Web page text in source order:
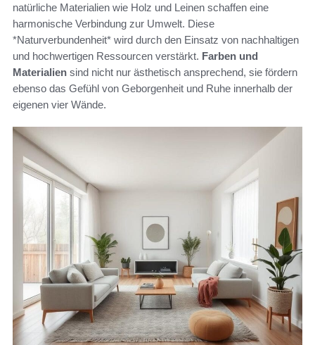
natürliche Materialien wie Holz und Leinen schaffen eine
harmonische Verbindung zur Umwelt. Diese
*Naturverbundenheit* wird durch den Einsatz von nachhaltigen
und hochwertigen Ressourcen verstärkt. Farben und
Materialien sind nicht nur ästhetisch ansprechend, sie fördern
ebenso das Gefühl von Geborgenheit und Ruhe innerhalb der
eigenen vier Wände.